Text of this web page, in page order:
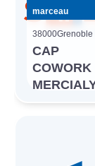
marceau
38000Grenoble
CAP
COWORK